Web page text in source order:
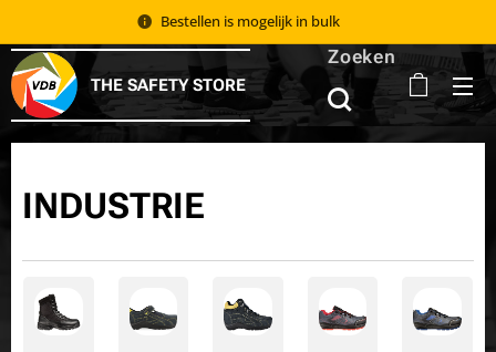
Bestellen is mogelijk in bulk 📦
THE SAFETY STORE
Zoeken
INDUSTRIE